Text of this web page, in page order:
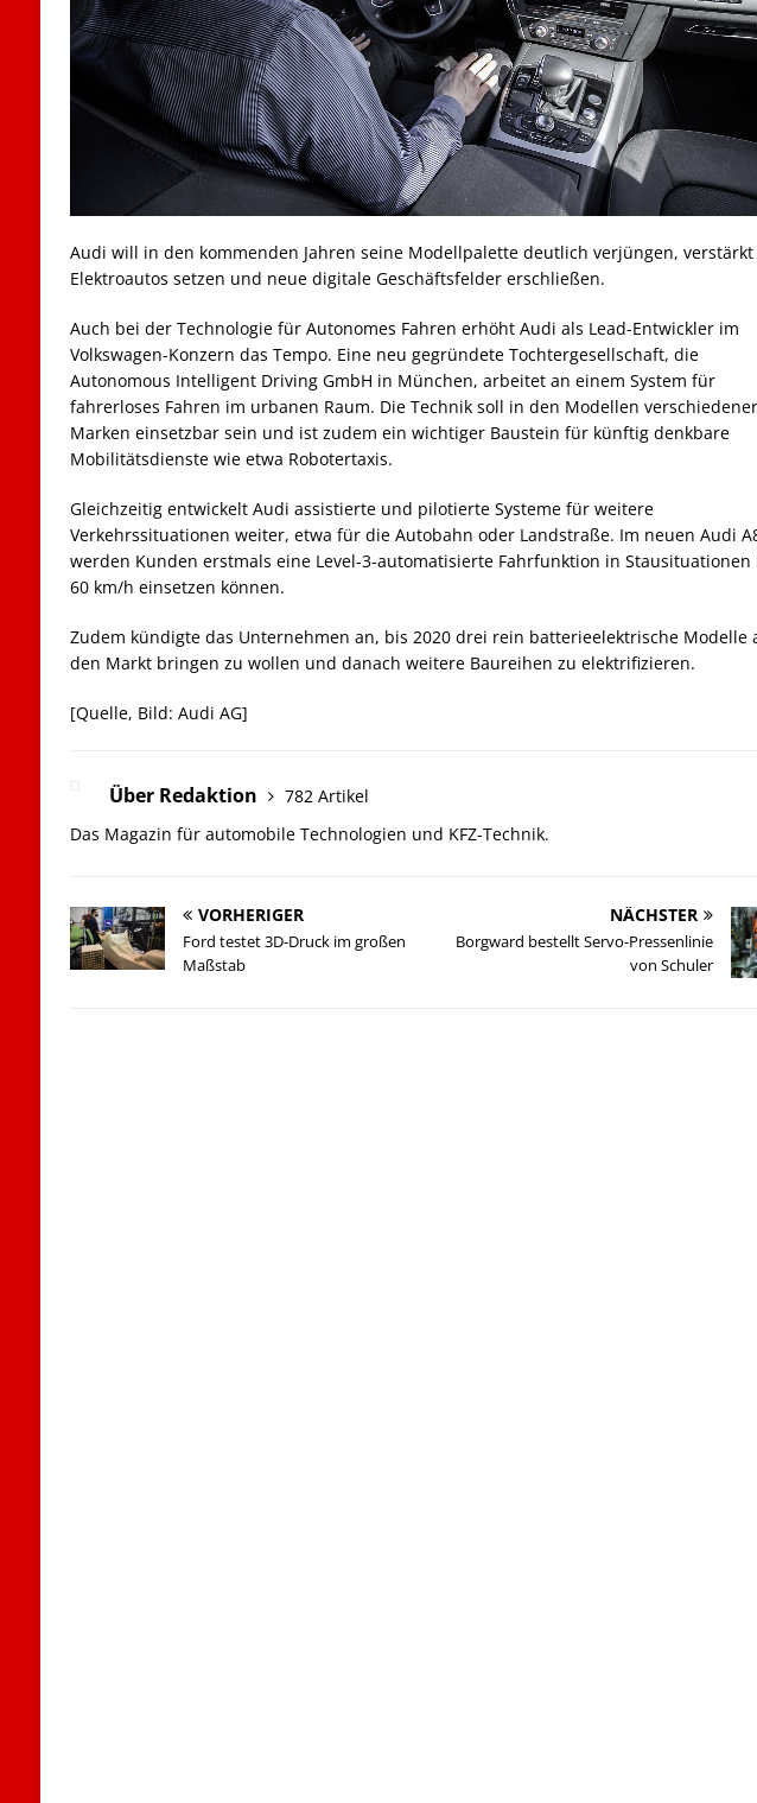
Audi will in den kommenden Jahren seine Modellpalette deutlich verjüngen,
Elektroautos setzen und neue digitale Geschäftsfelder erschließen.
Auch bei der Technologie für Autonomes Fahren erhöht Audi als Lead-Entwickler im
Volkswagen-Konzern das Tempo. Eine neu gegründete Tochtergesellschaft, die
Autonomous Intelligent Driving GmbH in München, arbeitet an einem System für
fahrerloses Fahren im urbanen Raum. Die Technik soll in den Modellen verschiedener
Marken einsetzbar sein und ist zudem ein wichtiger Baustein für künftig denkbare
Mobilitätsdienste wie etwa Robotertaxis.
Gleichzeitig entwickelt Audi assistierte und pilotierte Systeme für weitere
Verkehrssituationen weiter, etwa für die Autobahn oder Landstraße. Im neuen Audi
werden Kunden erstmals eine Level-3-automatisierte Fahrfunktion in Stausituationen
60 km/h einsetzen können.
Zudem kündigte das Unternehmen an, bis 2020 drei rein batterieelektrische Modelle
den Markt bringen zu wollen und danach weitere Baureihen zu elektrifizieren.
[Quelle, Bild: Audi AG]
Über Redaktion
782 Artikel
Das Magazin für automobile Technologien und KFZ-Technik.
VORHERIGER
Ford testet 3D-Druck im großen
Maßstab
NÄCHSTER
Borgward bestellt Servo-Pressenlinie
von Schuler